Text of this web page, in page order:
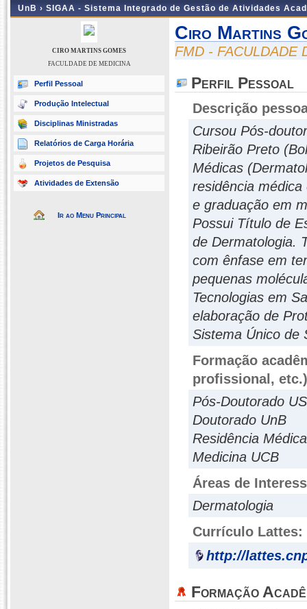
UnB › SIGAA - Sistema Integrado de Gestão de Atividades
CIRO MARTINS GOMES
FACULDADE DE MEDICINA
Perfil Pessoal
Produção Intelectual
Disciplinas Ministradas
Relatórios de Carga Horária
Projetos de Pesquisa
Atividades de Extensão
Ir ao Menu Principal
Ciro Martins
FMD - FACULDADE
Perfil Pessoal
Descrição
Cursou Pós-
Ribeirão Preto
Médicas
residência
e graduação em
Possui Título de
de Dermatologia.
com ênfase em
pequenas
Tecnologias em
elaboração de
Sistema Único de
Formação
profissional, etc.)
Pós-Doutorado
Doutorado UnB
Residência
Medicina UCB
Áreas de
Dermatologia
Currículo Lattes:
http://
Formação